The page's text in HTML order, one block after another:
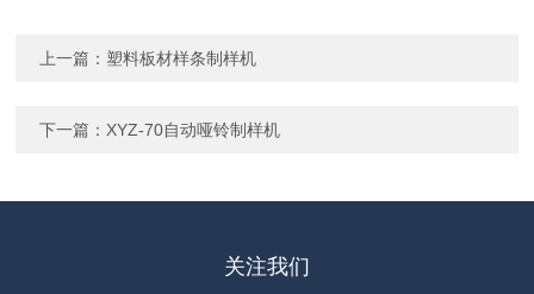
上一篇： 塑料板材样条制样机
下一篇： XYZ-70自动哑铃制样机
关注我们